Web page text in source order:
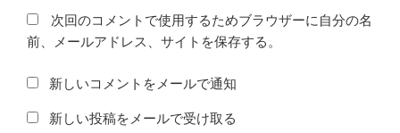
次回のコメントで使用するためブラウザーに自分の名
前、メールアドレス、サイトを保存する。
新しいコメントをメールで通知
新しい投稿をメールで受け取る